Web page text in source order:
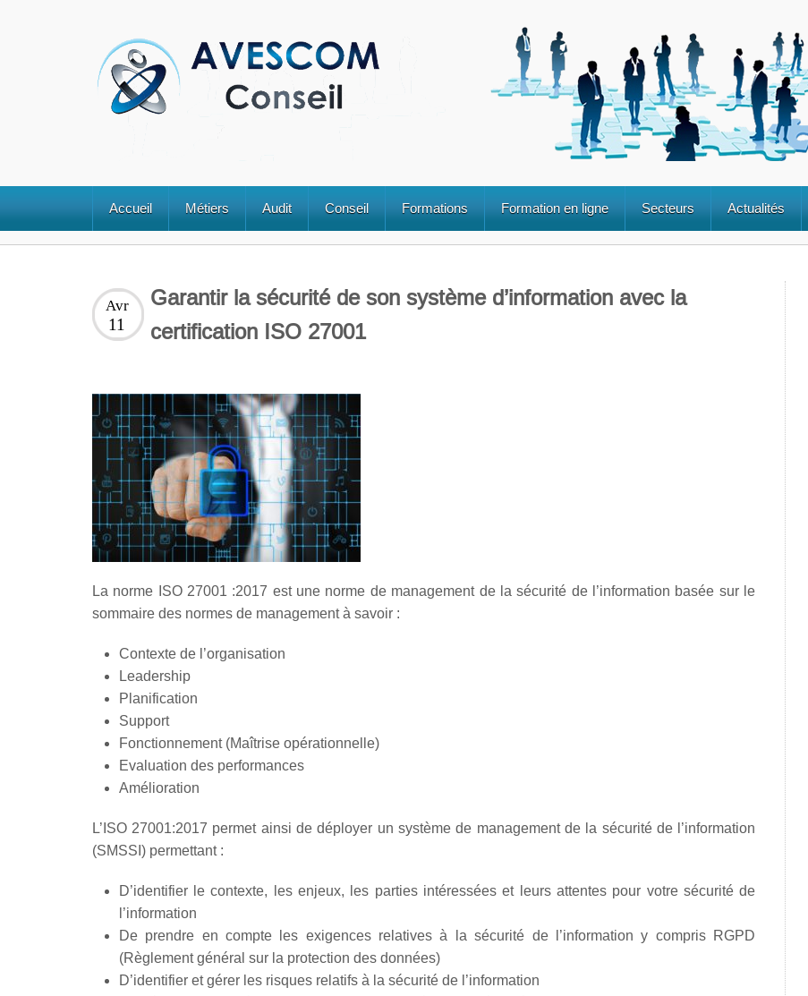
Accueil Métiers Audit Conseil Formations Formation en ligne Secteurs Actualités
Garantir la sécurité de son système d’information avec la
certification ISO 27001
Avr
11
La norme ISO 27001 :2017 est une norme de management de la sécurité de l’information basée sur le
sommaire des normes de management à savoir :
Contexte de l’organisation
Leadership
Planification
Support
Fonctionnement (Maîtrise opérationnelle)
Evaluation des performances
Amélioration
L’ISO 27001:2017 permet ainsi de déployer un système de management de la sécurité de l’information
(SMSSI) permettant :
D’identifier le contexte, les enjeux, les parties intéressées et leurs attentes pour votre sécurité de
l’information
De prendre en compte les exigences relatives à la sécurité de l’information y compris RGPD
(Règlement général sur la protection des données)
D’identifier et gérer les risques relatifs à la sécurité de l’information